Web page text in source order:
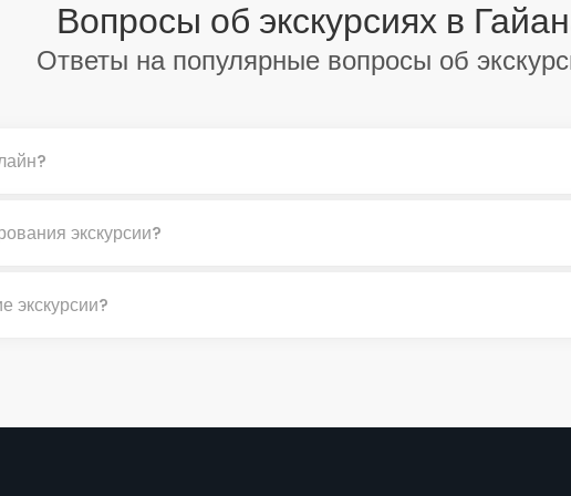
Вопросы об экскурсиях в
Ответы на популярные вопросы об
экскурсии?
экскурсии?